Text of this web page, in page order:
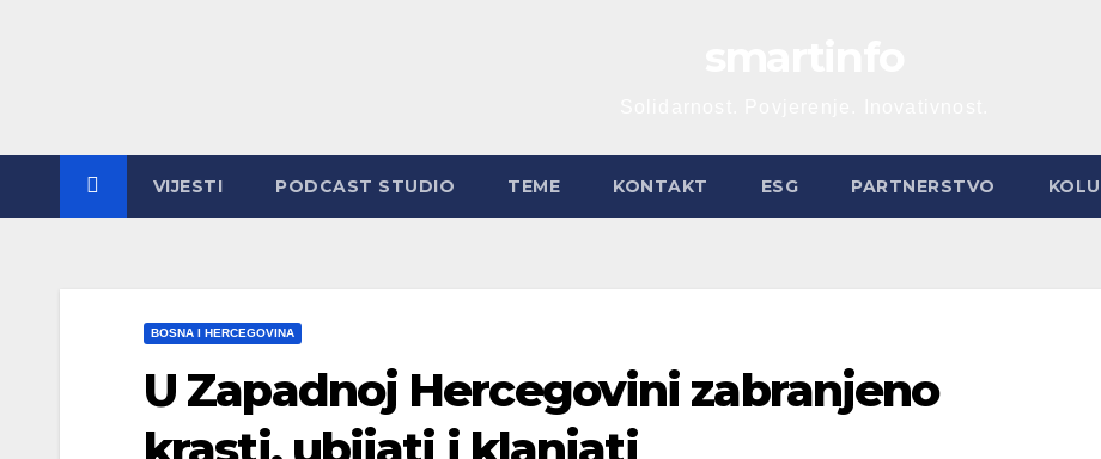
VIJESTI PODCAST STUDIO TEME KONTAKT ESG PARTNERSTVO
BOSNA I HERCEGOVINA
U Zapadnoj Hercegovini zabranjeno